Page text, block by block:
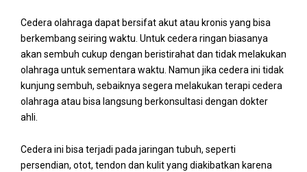
Cedera olahraga dapat bersifat akut atau kronis yang bisa
berkembang seiring waktu. Untuk cedera ringan biasanya
akan sembuh cukup dengan beristirahat dan tidak melakukan
olahraga untuk sementara waktu. Namun jika cedera ini tidak
kunjung sembuh, sebaiknya segera melakukan terapi cedera
olahraga atau bisa langsung berkonsultasi dengan dokter
ahli.
Cedera ini bisa terjadi pada jaringan tubuh, seperti
persendian, otot, tendon dan kulit yang diakibatkan karena